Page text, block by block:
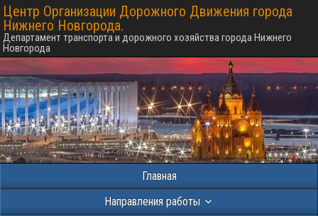
Центр Организации Дорожного Движения города
Нижнего Новгорода.
Департамент транспорта и дорожного хозяйства города Нижнего
Новгорода
Главная
Направления работы